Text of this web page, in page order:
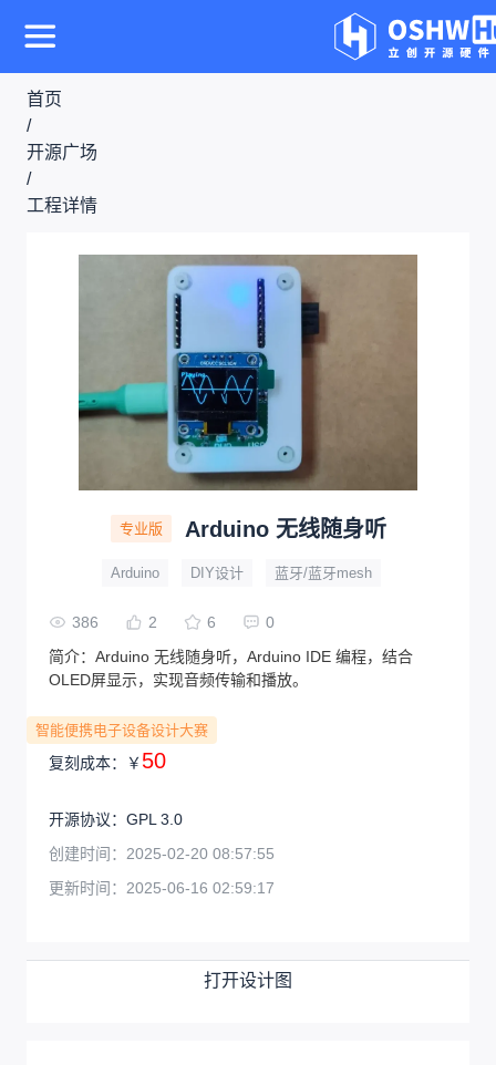
首页
/
开源广场
/
工程详情
专业版 Arduino 无线随身听
Arduino DIY设计 蓝牙/蓝牙mesh
386 2 6
0
简介： Arduino 无线随身听，Arduino IDE 编程，结合
OLED屏显示，实现音频传输和播放。
智能便携电子设备设计大赛
复刻成本： ￥ 50
开源协议： GPL 3.0
创建时间： 2025-02-20 08:57:55
更新时间： 2025-06-16 02:59:17
打开设计图